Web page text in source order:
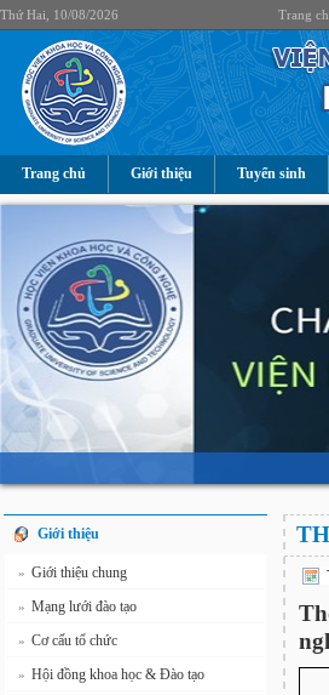
Thứ Hai, 10/08/2026 Trang
Trang chủ Giới thiệu Tuyển sinh
Giới thiệu
» Giới thiệu chung
» Mạng lưới đào tạo
» Cơ cấu tổ chức
» Hội đồng khoa học & Đào tạo